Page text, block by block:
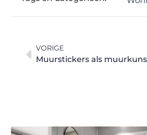
VORIGE
Muurstickers als